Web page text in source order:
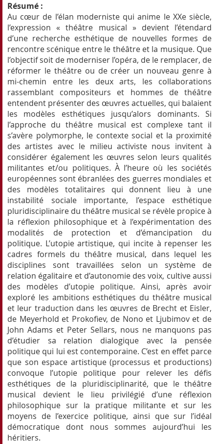
Résumé :
Au cœur de l’élan moderniste qui anime le XXe siècle,
l’expression « théâtre musical » devient l’étendard
d’une recherche esthétique de nouvelles formes de
rencontre scénique entre le théâtre et la musique. Que
l’objectif soit de moderniser l’opéra, de le remplacer, de
réformer le théâtre ou de créer un nouveau genre à
mi-chemin entre les deux arts, les collaborations
rassemblant compositeurs et hommes de théâtre
entendent présenter des œuvres actuelles, qui balaient
les modèles esthétiques jusqu’alors dominants. Si
l’approche du théâtre musical est complexe tant il
s’avère polymorphe, le contexte social et la proximité
des artistes avec le milieu activiste nous invitent à
considérer également les œuvres selon leurs qualités
militantes et/ou politiques. À l’heure où les sociétés
européennes sont ébranlées des guerres mondiales et
des modèles totalitaires qui donnent lieu à une
instabilité sociale importante, l’espace esthétique
pluridisciplinaire du théâtre musical se révèle propice à
la réflexion philosophique et à l’expérimentation des
modalités de protection et d’émancipation du
politique. L’utopie artistique, qui incite à repenser les
cadres formels du théâtre musical, dans lequel les
disciplines sont travaillées selon un système de
relation égalitaire et d’autonomie des voix, cultive aussi
des modèles d’utopie politique. Ainsi, après avoir
exploré les ambitions esthétiques du théâtre musical
et leur traduction dans les œuvres de Brecht et Eisler,
de Meyerhold et Prokofiev, de Nono et Ljubimov et de
John Adams et Peter Sellars, nous ne manquons pas
d’étudier sa relation dialogique avec la pensée
politique qui lui est contemporaine. C’est en effet parce
que son espace artistique (processus et productions)
convoque l’utopie politique pour relever les défis
esthétiques de la pluridisciplinarité, que le théâtre
musical devient le lieu privilégié d’une réflexion
philosophique sur la pratique militante et sur les
moyens de l’exercice politique, ainsi que sur l’idéal
démocratique dont nous sommes aujourd’hui les
héritiers.